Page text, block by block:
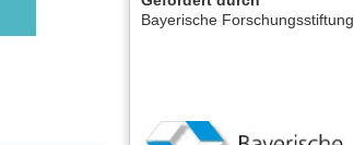
Bayerische Forschungsstiftung